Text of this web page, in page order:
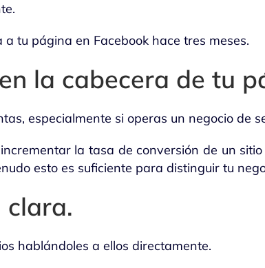
tu página en Facebook hace tres meses.
la cabecera de tu
especialmente si operas un negocio de
la tasa de conversión de un
esto es suficiente para distinguir tu
clara.
hablándoles a ellos directamente.